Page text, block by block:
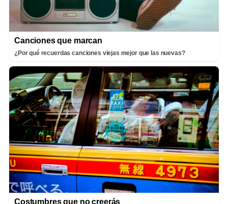
Canciones que marcan
¿Por qué recuerdas canciones viejas mejor que las nuevas?
Costumbres que no creerás